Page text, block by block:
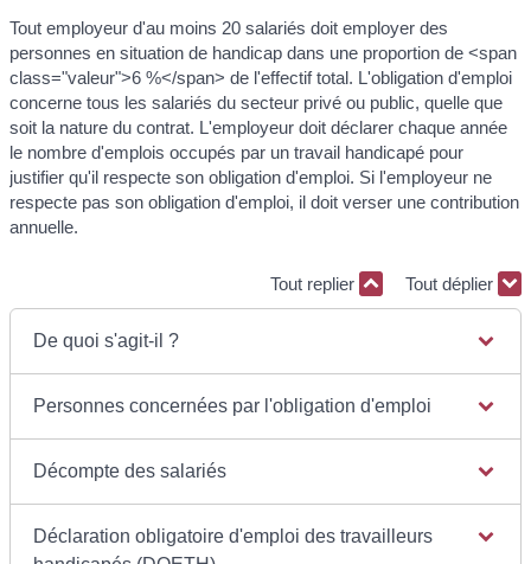
Tout employeur d'au moins 20 salariés doit employer des
personnes en situation de handicap dans une proportion de <span
class="valeur">6 %</span> de l'effectif total. L'obligation d'emploi
concerne tous les salariés du secteur privé ou public, quelle que
soit la nature du contrat. L'employeur doit déclarer chaque année
le nombre d'emplois occupés par un travail handicapé pour
justifier qu'il respecte son obligation d'emploi. Si l'employeur ne
respecte pas son obligation d'emploi, il doit verser une contribution
annuelle.
Tout replier Tout déplier
De quoi s'agit-il ?
Personnes concernées par l'obligation d'emploi
Décompte des salariés
Déclaration obligatoire d'emploi des travailleurs